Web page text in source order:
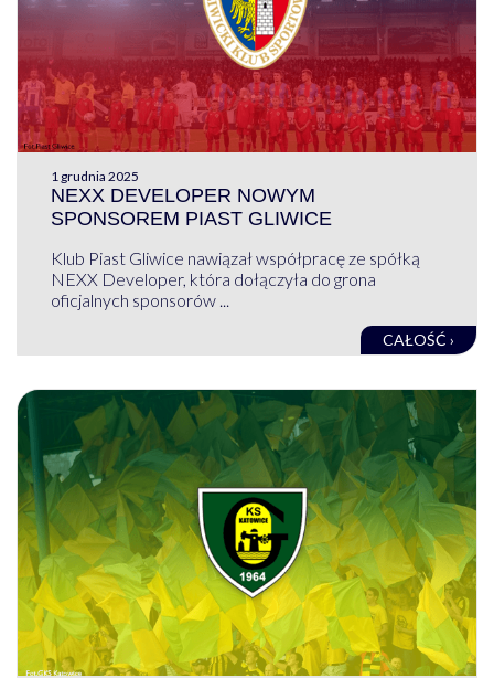
1 grudnia 2025
NEXX DEVELOPER NOWYM
SPONSOREM PIAST GLIWICE
Klub Piast Gliwice nawiązał współpracę ze spółką
NEXX Developer, która dołączyła do grona
oficjalnych sponsorów ...
CAŁOŚĆ ›